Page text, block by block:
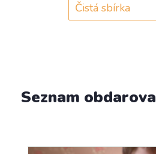
Čistá sbírka
Seznam